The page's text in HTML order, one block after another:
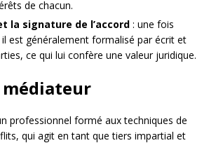
de chacun.
la signature de l’accord : une fois
il est généralement formalisé par écrit et
ce qui lui confère une valeur juridique.
médiateur
professionnel formé aux techniques de
qui agit en tant que tiers impartial et